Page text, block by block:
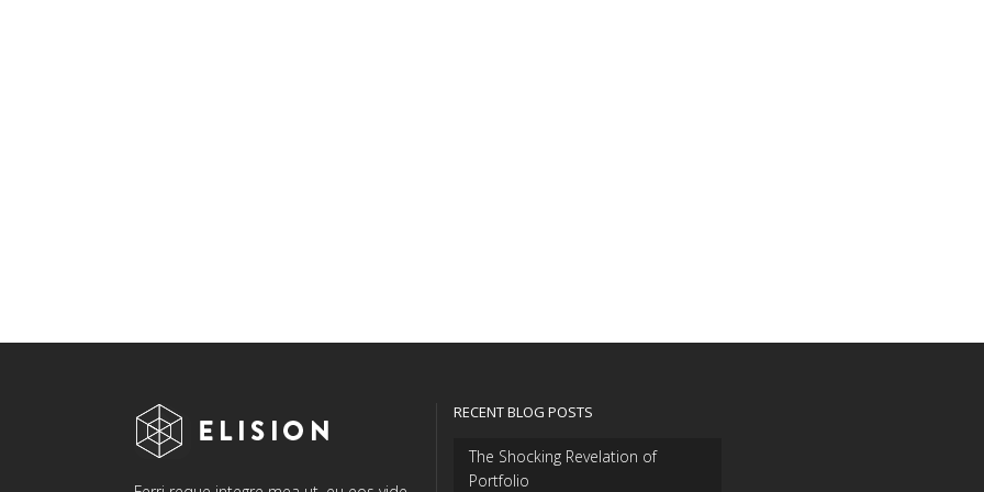
RECENT BLOG POSTS
The Shocking Revelation of
Portfolio